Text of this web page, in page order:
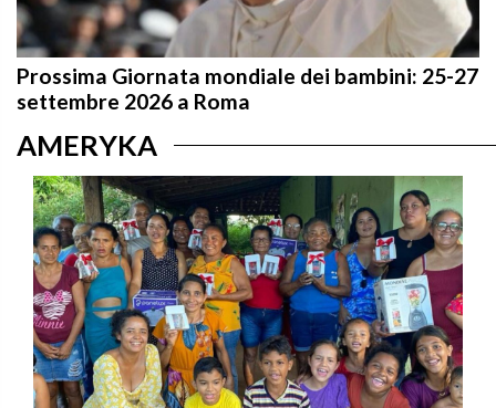
Prossima Giornata mondiale dei bambini: 25-27
settembre 2026 a Roma